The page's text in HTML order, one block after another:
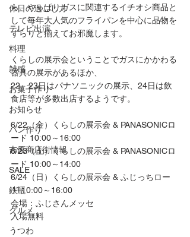
休日の過ごし方
テレビ出演
料理
雑感
お菓子作り
お知らせ
パン作り
吉原商店街情報
SALE
鉄瓶
グルメ
うつわ
ら、やっぱりガスに関連するイチオシ商品と
して毎年大人気のフライパンを中心に品物を
ずらりと揃えてお邪魔します。
くらしの展示会ということでガスにかかわる
器具の展示があるほか、
22、23日はパナソニックの展示、24日は飲
食店等が多数出店するようです。
6/22（金）くらしの展示会 & PANASONICロ
ード 10:00～16:00
6/23（土）くらしの展示会 & PANASONICロ
ード 10:00～14:00
6/24（日）くらしの展示会 & ふじっちロー
ド 10:00～16:00
会場：ふじさんメッセ
入場無料